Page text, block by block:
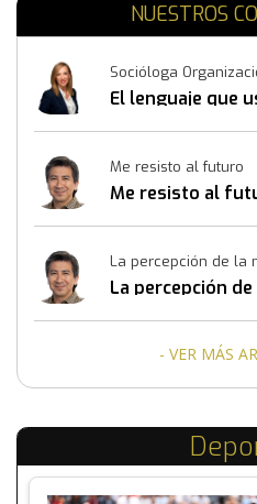
NUESTROS
Socióloga
El lenguaje que
Me resisto al futuro
Me resisto al
La percepción de la
La percepción
- VER MÁS